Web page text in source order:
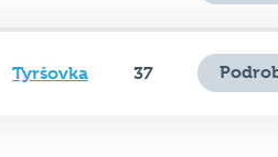
Tyršovka 37